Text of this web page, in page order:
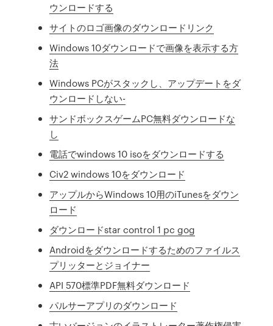
ウンロードする
サイトのロゴ画像のダウンロードリンク
Windows 10ダウンロードで画像を表示する方
法
Windows PCがスタックし、アップデートをダ
ウンロードしない-
サンドボックスゲームPC無料ダウンロードな
し
電話でwindows 10 isoをダウンロードする
Civ2 windows 10をダウンロード
アップルからWindows 10用のiTunesをダウン
ロード
ダウンロードstar control 1 pc gog
Androidをダウンロードするためのファイルス
プリッターとジョイナー
API 570標準PDF無料ダウンロード
パルサーアプリのダウンロード